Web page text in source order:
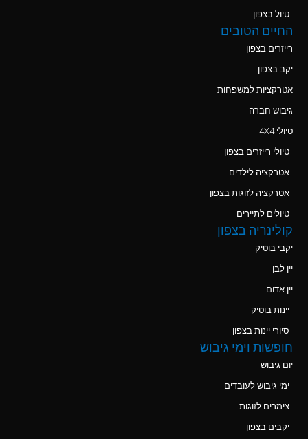
טיול בצפון
החיים הטובים
רייזרים בצפון
יקב בצפון
אטרקציות למשפחות
גיבוש חברה
טיולי 4X4
טיולי רייזרים בצפון
אטרקציה לילדים
אטרקציה לזוגות בצפון
טיולים לתיירים
קולינריה בצפון
יקבי בוטיק
יין לבן
יין אדום
יינות בוטיק
סיורי יינות בצפון
חופשות וימי גיבוש
יום גיבוש
ימי גיבוש לעובדים
צימרים לזוגות
יקבים בצפון